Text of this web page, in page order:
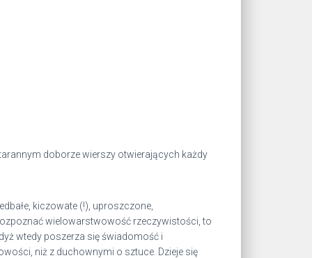
doborze wierszy otwierających każdy
kiczowate (!), uproszczone,
wielowarstwowość rzeczywistości, to
wtedy poszerza się świadomość i
niż z duchownymi o sztuce. Dzieje się